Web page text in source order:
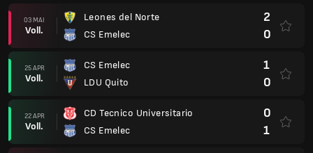
03 MAI
Voll.
Leones del Norte
CS Emelec
2
0
25 APR
Voll.
CS Emelec
LDU Quito
1
0
22 APR
Voll.
CD Tecnico Universitario
CS Emelec
0
1